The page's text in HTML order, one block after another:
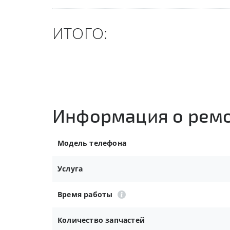
ИТОГО:
Информация о
Модель телефона
Услуга
Время работы
Количество запчастей